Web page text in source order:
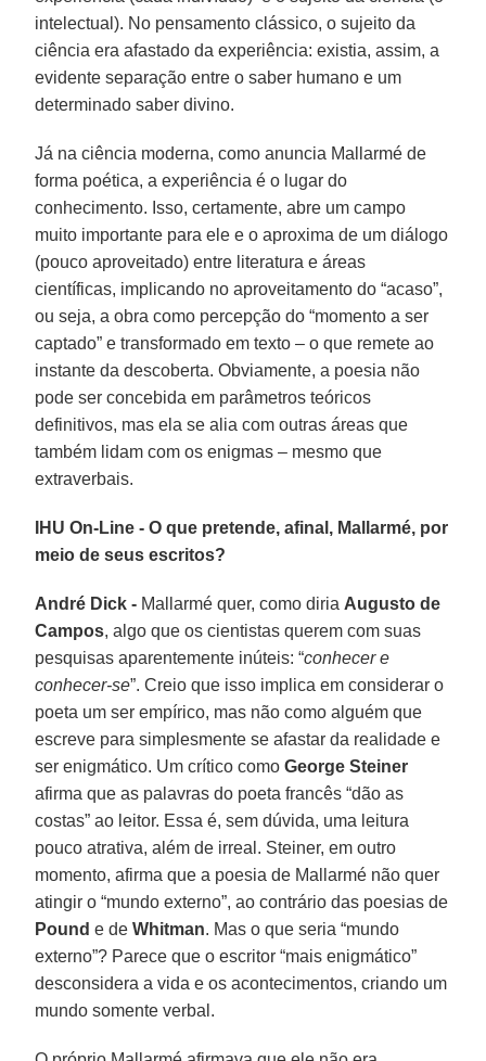
intelectual). No pensamento clássico, o sujeito da
ciência era afastado da experiência: existia, assim, a
evidente separação entre o saber humano e um
determinado saber divino.
Já na ciência moderna, como anuncia Mallarmé de
forma poética, a experiência é o lugar do
conhecimento. Isso, certamente, abre um campo
muito importante para ele e o aproxima de um diálogo
(pouco aproveitado) entre literatura e áreas
científicas, implicando no aproveitamento do “acaso”,
ou seja, a obra como percepção do “momento a ser
captado” e transformado em texto – o que remete ao
instante da descoberta. Obviamente, a poesia não
pode ser concebida em parâmetros teóricos
definitivos, mas ela se alia com outras áreas que
também lidam com os enigmas – mesmo que
extraverbais.
IHU On-Line - O que pretende, afinal, Mallarmé, por
meio de seus escritos?
André Dick - Mallarmé quer, como diria Augusto de
Campos, algo que os cientistas querem com suas
pesquisas aparentemente inúteis: “conhecer e
conhecer-se”. Creio que isso implica em considerar o
poeta um ser empírico, mas não como alguém que
escreve para simplesmente se afastar da realidade e
ser enigmático. Um crítico comoGeorge Steiner
afirma que as palavras do poeta francês “dão as
costas” ao leitor. Essa é, sem dúvida, uma leitura
pouco atrativa, além de irreal. Steiner, em outro
momento, afirma que a poesia de Mallarmé não quer
atingir o “mundo externo”, ao contrário das poesias de
Pound e deWhitman. Mas o que seria “mundo
externo”? Parece que o escritor “mais enigmático”
desconsidera a vida e os acontecimentos, criando um
mundo somente verbal.